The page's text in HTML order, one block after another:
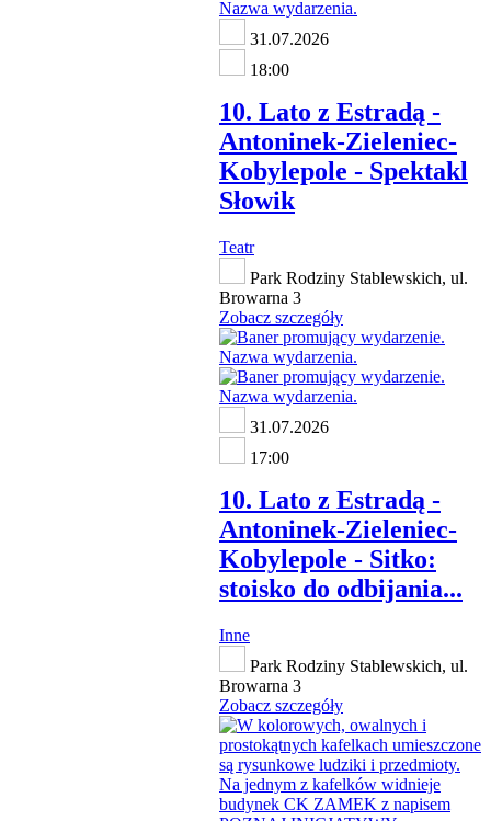
31.07.2026
18:00
10. Lato z Estradą -
Antoninek-Zieleniec-
Kobylepole - Spektakl
Słowik
Teatr
Park Rodziny Stablewskich, ul.
Browarna 3
Zobacz szczegóły
31.07.2026
17:00
10. Lato z Estradą -
Antoninek-Zieleniec-
Kobylepole - Sitko:
stoisko do odbijania...
Inne
Park Rodziny Stablewskich, ul.
Browarna 3
Zobacz szczegóły